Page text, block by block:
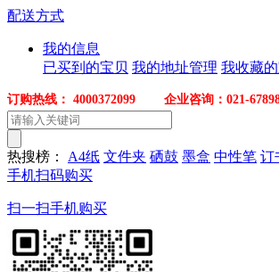
配送方式
我的信息
已买到的宝贝 我的地址管理 我收藏
订购热线： 4000372099 企业咨询：021-
热搜榜： A4纸 文件夹 硒鼓 墨盒 中性笔 订
手机扫码购买
扫一扫手机购买